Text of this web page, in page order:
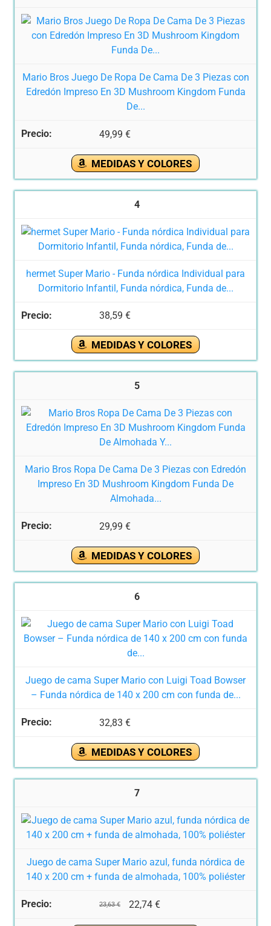
Mario Bros Juego De Ropa De Cama De 3 Piezas con
Edredón Impreso En 3D Mushroom Kingdom Funda
De...
49,99 €
MEDIDAS Y COLORES
4
hermet Super Mario - Funda nórdica Individual para
Dormitorio Infantil, Funda nórdica, Funda de...
38,59 €
MEDIDAS Y COLORES
5
Mario Bros Ropa De Cama De 3 Piezas con Edredón
Impreso En 3D Mushroom Kingdom Funda De
Almohada...
29,99 €
MEDIDAS Y COLORES
6
Juego de cama Super Mario con Luigi Toad Bowser
– Funda nórdica de 140 x 200 cm con funda de...
32,83 €
MEDIDAS Y COLORES
7
Juego de cama Super Mario azul, funda nórdica de
140 x 200 cm + funda de almohada, 100% poliéster
23,63 € 22,74 €